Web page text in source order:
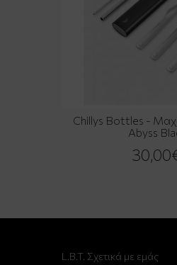
Chillys Bottles -
Abyss
L.B.T. Σχετικά με εμάς